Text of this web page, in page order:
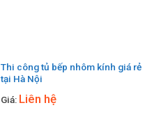
Thi công tủ bếp nhôm kính giá rẻ
tại Hà Nội
Giá: Liên hệ